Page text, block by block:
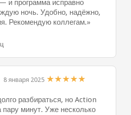
и программа исправно
ночь. Удобно, надёжно,
Рекомендую коллегам.»
8 января 2025 ★★★★★
разбираться, но Action
пару минут. Уже несколько